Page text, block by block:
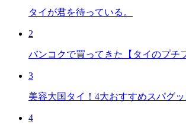
タイが君を待っている。
2
バンコクで買ってきた【タイのプチ
3
美容大国タイ！4大おすすめスパグ
4